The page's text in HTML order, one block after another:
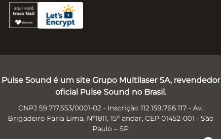
Pulse Sound é um site Grupo Multilaser SA, revendedor
oficial Pulse Sound no Brasil.
CNPJ 59.717.553/0001-02 - Inscrição 112.159.766.117 - Av.
Brigadeiro Faria Lima, Nº1811, 15º andar, CEP 01452-001 - São
Paulo – SP